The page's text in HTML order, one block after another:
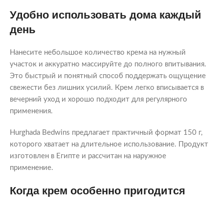
Удобно использовать дома каждый
день
Нанесите небольшое количество крема на нужный
участок и аккуратно массируйте до полного впитывания.
Это быстрый и понятный способ поддержать ощущение
свежести без лишних усилий. Крем легко вписывается в
вечерний уход и хорошо подходит для регулярного
применения.
Hurghada Bedwins предлагает практичный формат 150 г,
которого хватает на длительное использование. Продукт
изготовлен в Египте и рассчитан на наружное
применение.
Когда крем особенно пригодится